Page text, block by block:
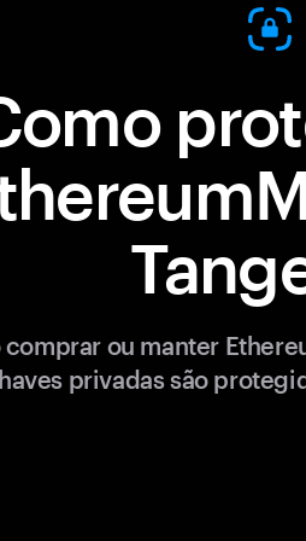
comprar ou manter
privadas são